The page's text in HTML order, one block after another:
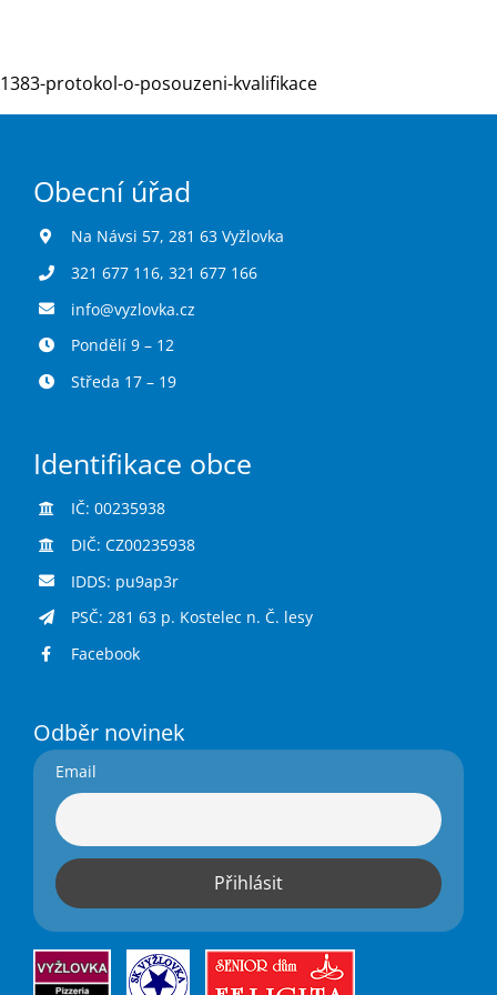
Kontakty
1383-protokol-o-posouzeni-kvalifikace
Obecní úřad
Na Návsi 57, 281 63 Vyžlovka
321 677 116, 321 677 166
info@vyzlovka.cz
Pondělí 9 – 12
Středa 17 – 19
Identifikace obce
IČ: 00235938
DIČ: CZ00235938
IDDS: pu9ap3r
PSČ: 281 63 p. Kostelec n. Č. lesy
Facebook
Odběr novinek
Email